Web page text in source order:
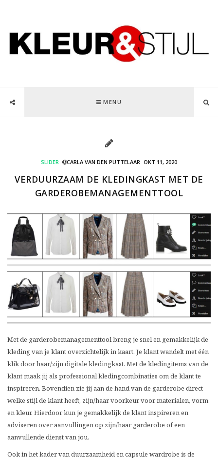
MENU
SLIDER CARLA VAN DEN PUTTELAAR OKT 11, 2020
VERDUURZAAM DE KLEDINGKAST MET DE
GARDEROBEMANAGEMENTTOOL
Met de garderobemanagementtool breng je snel en gemakkelijk de
kleding van je klant overzichtelijk in kaart. Je klant wandelt met één
klik door haar/zijn digitale kledingkast. Met de kledingitems van de
klant maak jij als professional kledingcombinaties om de klant te
inspireren. Bovendien zie jij aan de hand van de garderobe direct
welke stijl de klant heeft, zijn/haar voorkeur voor materialen, vorm
en kleur. Hierdoor kun je gemakkelijk de klant inspireren en
adviseren over aanvullingen op zijn/haar garderobe of een
aanvullende dienst van jou.
Ook in het kader van duurzaamheid en capsule wardrobe is de